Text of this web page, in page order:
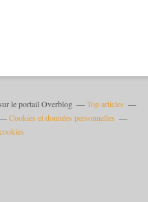
le portail Overblog
Top articles
Cookies et données personnelles